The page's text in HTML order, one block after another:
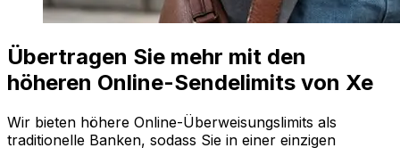
Übertragen Sie mehr mit den
höheren Online-Sendelimits von Xe
Wir bieten höhere Online-Überweisungslimits als
traditionelle Banken, sodass Sie in einer einzigen